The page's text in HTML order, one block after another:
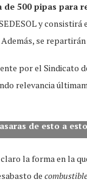
500 pipas para
y
se
por el Sindicato
relevancia
de esto a
la forma en la
de combustible